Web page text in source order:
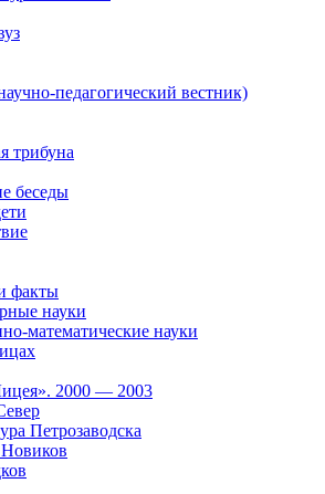
педагогический вестник)
трибуна
беседы
факты
науки
математические науки
2000 — 2003
Петрозаводска